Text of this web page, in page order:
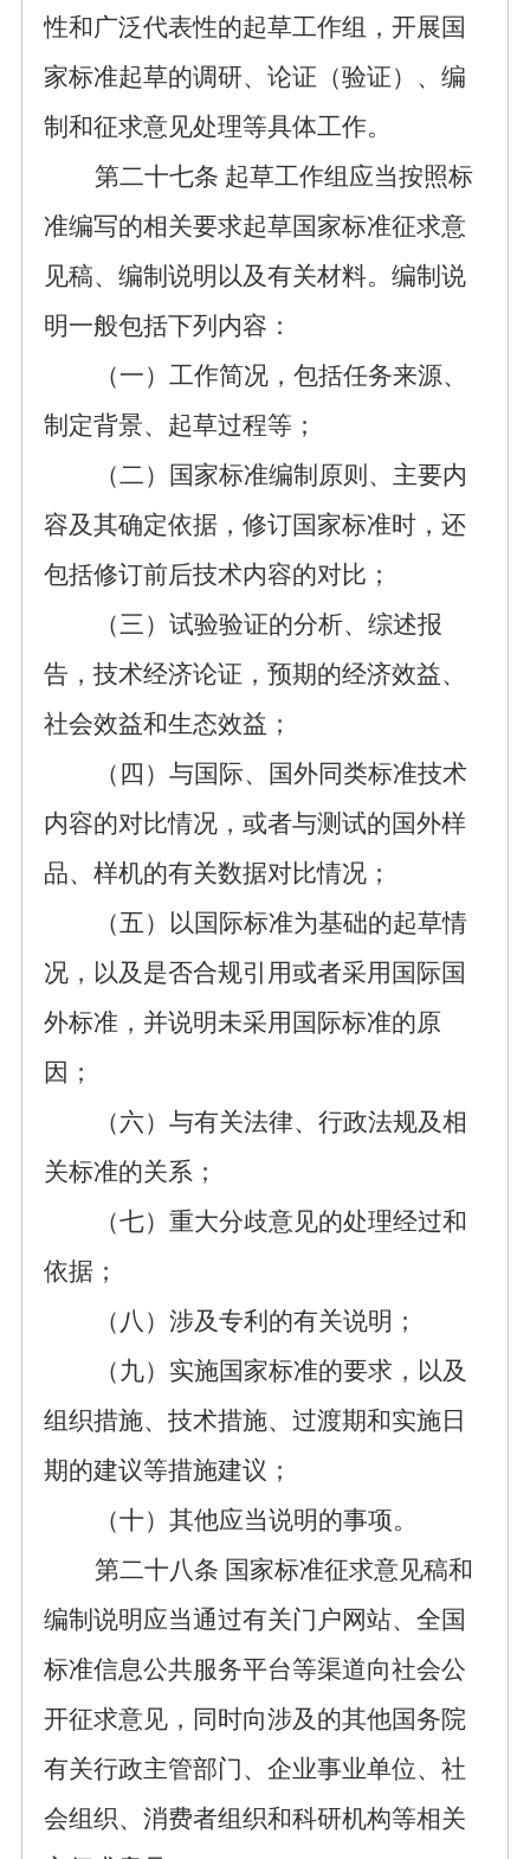
性和广泛代表性的起草工作组，开展国
家标准起草的调研、论证（验证）、编
制和征求意见处理等具体工作。
第二十七条 起草工作组应当按照标
准编写的相关要求起草国家标准征求意
见稿、 编制说明 以及有关材料。编制说
明一般包括下列内容：
（一）工作简况，包括任务来源、
制定背景、 起草过程等；
（二）国家标准编制原则、主要内
容及其确定依据， 修订国家标准时，还
包括修订前后技术内容的对比；
（三） 试验验证的分析、综述报
告，技术经济论证，预期的经济效益、
社会效益和生态效益；
（四）与国际、国外同类标准技术
内容的对比情况，或者与测试的国外样
品、样机的有关数据对比情况；
（五）以国际标准为基础的起草情
况，以及是否合规引用或者采用国际国
外标准，并说明未采用国际标准的原
因；
（六）与有关法律、 行政法规及相
关标准的关系；
（七）重大分歧意见的处理经过和
依据；
（八）涉及专利的有关说明；
（ 九） 实施国家标准的要求 ，以及
组织措施、技术措施、过渡期和实施日
期的建议等措施建议；
（十）其他应当说明的事项。
第二十八条 国家标准征求意见稿和
编制说明应当通过有关门户网站、 全国
标准信息公共服务平台等渠道向社会公
开征求意见，同时向涉及的其他国务院
有关行政主管部门、企业事业单位、社
会组织、消费者组织和科研机构等相关